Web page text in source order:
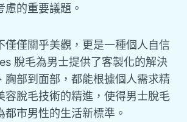
慮的重要議題。
僅僅關乎美觀，更是一種個人自信
脫毛為男士提供了客製化的解決
胸部到面部，都能根據個人需求精
容脫毛技術的精進，使得男士脫毛
都市男性的生活新標準。